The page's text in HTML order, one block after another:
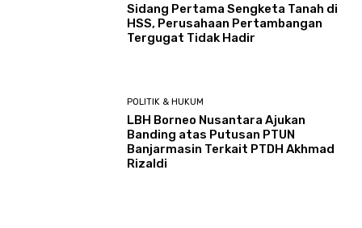
Sidang Pertama Sengketa Tanah di
HSS, Perusahaan Pertambangan
Tergugat Tidak Hadir
POLITIK & HUKUM
LBH Borneo Nusantara Ajukan
Banding atas Putusan PTUN
Banjarmasin Terkait PTDH Akhmad
Rizaldi